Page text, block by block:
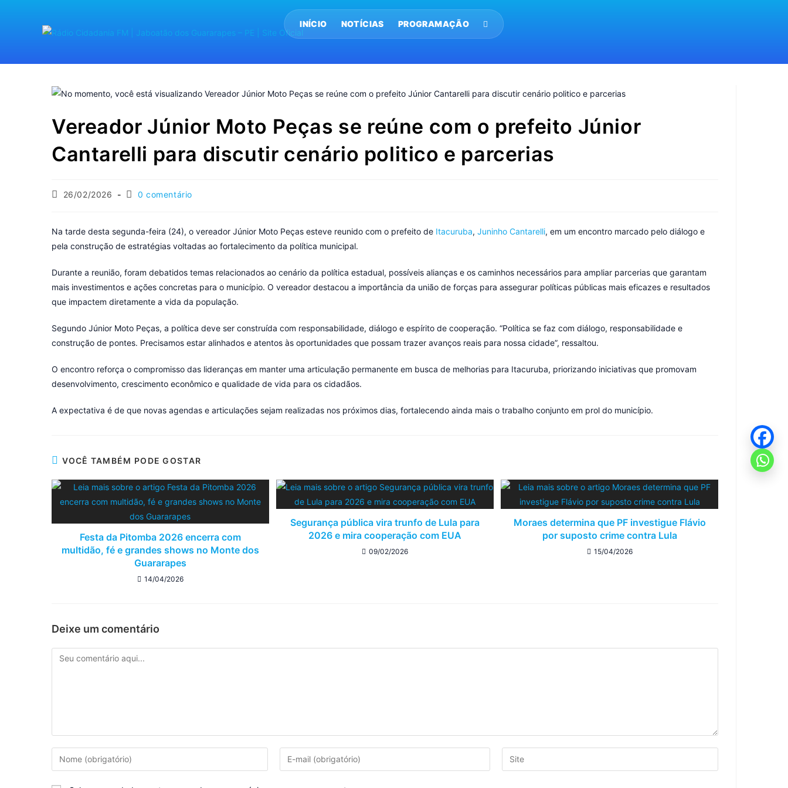
INÍCIO NOTÍCIAS PROGRAMAÇÃO
Vereador Júnior Moto Peças se reúne com o prefeito Júnior
Cantarelli para discutir cenário politico e parcerias
26/02/2026 0 comentário
Na tarde desta segunda-feira (24), o vereador Júnior Moto Peças esteve reunido com o prefeito de Itacuruba, Juninho Cantarelli, em um encontro marcado pelo diálogo e
pela construção de estratégias voltadas ao fortalecimento da política municipal.
Durante a reunião, foram debatidos temas relacionados ao cenário da política estadual, possíveis alianças e os caminhos necessários para ampliar parcerias que garantam
mais investimentos e ações concretas para o município. O vereador destacou a importância da união de forças para assegurar políticas públicas mais eficazes e resultados
que impactem diretamente a vida da população.
Segundo Júnior Moto Peças, a política deve ser construída com responsabilidade, diálogo e espírito de cooperação. “Política se faz com diálogo, responsabilidade e
construção de pontes. Precisamos estar alinhados e atentos às oportunidades que possam trazer avanços reais para nossa cidade”, ressaltou.
O encontro reforça o compromisso das lideranças em manter uma articulação permanente em busca de melhorias para Itacuruba, priorizando iniciativas que promovam
desenvolvimento, crescimento econômico e qualidade de vida para os cidadãos.
A expectativa é de que novas agendas e articulações sejam realizadas nos próximos dias, fortalecendo ainda mais o trabalho conjunto em prol do município.
VOCÊ TAMBÉM PODE GOSTAR
Festa da Pitomba 2026 encerra com
multidão, fé e grandes shows no Monte dos
Guararapes
14/04/2026
Segurança pública vira trunfo de Lula para
2026 e mira cooperação com EUA
09/02/2026
Moraes determina que PF investigue Flávio
por suposto crime contra Lula
15/04/2026
Deixe um comentário